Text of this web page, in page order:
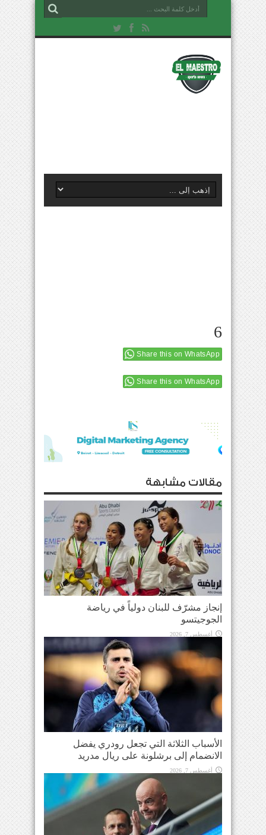
6
Share this on WhatsApp
Share this on WhatsApp
مقالات مشابهة
إنجاز مشرّف للبنان دولياً في رياضة
الجوجيتسو
أغسطس 7, 2026
الأسباب الثلاثة التي تجعل رودري يفضل
الانضمام إلى برشلونة على ريال مدريد
أغسطس 7, 2026